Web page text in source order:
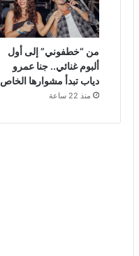
من “خطفوني” إلى أول
ألبوم غنائي.. جنا عمرو
دياب تبدأ مشوارها الخاص
منذ 22 ساعة